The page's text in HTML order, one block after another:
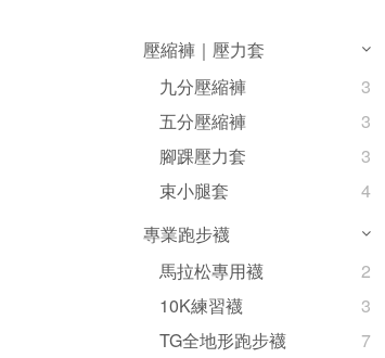
壓縮褲｜壓力套
九分壓縮褲
3
五分壓縮褲
3
腳踝壓力套
3
束小腿套
4
專業跑步襪
馬拉松專用襪
2
10K練習襪
3
TG全地形跑步襪
7